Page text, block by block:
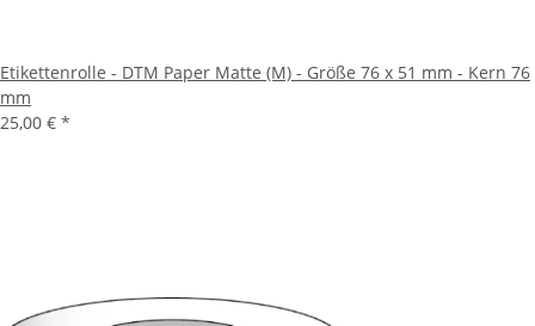
Etikettenrolle - DTM Paper Matte (M) - Größe 76 x 51 mm - Kern 76
mm
25,00 € *